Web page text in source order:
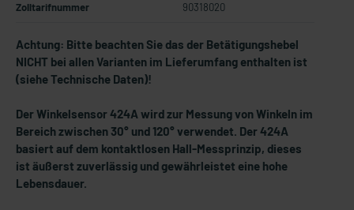
Zolltarifnummer 90318020
Achtung: Bitte beachten Sie das der Betätigungshebel
NICHT bei allen Varianten im Lieferumfang enthalten ist
(siehe Technische Daten)!
Der Winkelsensor 424A wird zur Messung von Winkeln im
Bereich zwischen 30° und 120° verwendet. Der 424A
basiert auf dem kontaktlosen Hall-Messprinzip, dieses
ist äußerst zuverlässig und gewährleistet eine hohe
Lebensdauer.